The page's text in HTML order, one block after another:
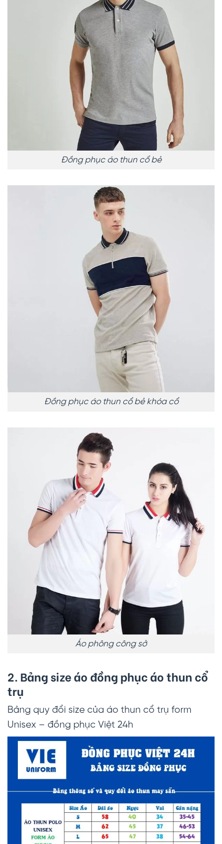
Đồng phục áo thun cổ bẻ
Đồng phục áo thun cổ bẻ khóa cổ
Áo phông công sở
2. Bảng size áo đồng phục áo thun cổ
trụ
Bảng quy đổi size của áo thun cổ trụ form
Unisex – đồng phục Việt 24h